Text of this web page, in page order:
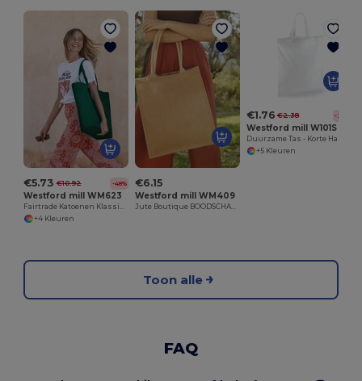
€5.73 €10.92 -48%
Westford mill WM623
Fairtrade Katoenen Klassieke Boodschappen Tas
+4 Kleuren
€6.15
Westford mill WM409
Jute Boutique BOODSCHAPPENTAS
€1.76 €2.38 -26%
Westford mill W101S
+5 Kleuren
Toon alle
FAQ